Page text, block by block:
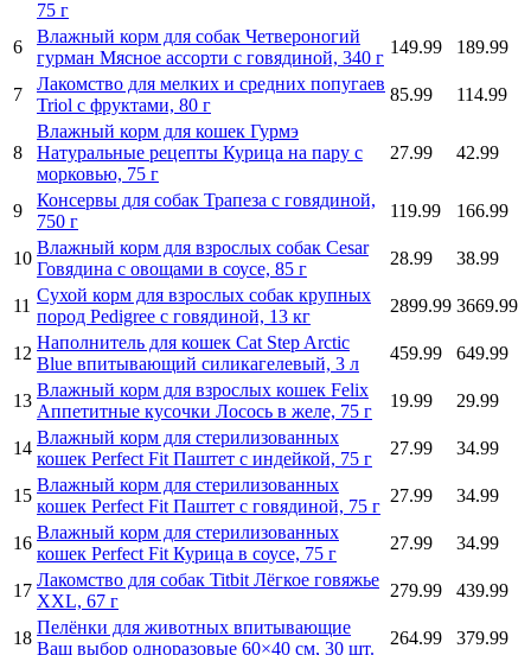
75 г
6
Влажный корм для собак Четвероногий
гурман Мясное ассорти с говядиной, 340 г
149.99 189.99
7
Лакомство для мелких и средних попугаев
Triol с фруктами, 80 г
85.99 114.99
8
Влажный корм для кошек Гурмэ
Натуральные рецепты Курица на пару с
морковью, 75 г
27.99 42.99
9
Консервы для собак Трапеза с говядиной,
750 г
119.99 166.99
10
Влажный корм для взрослых собак Cesar
Говядина с овощами в соусе, 85 г
28.99 38.99
11
Сухой корм для взрослых собак крупных
пород Pedigree с говядиной, 13 кг
2899.99 3669.99
12
Наполнитель для кошек Cat Step Arctic
Blue впитывающий силикагелевый, 3 л
459.99 649.99
13
Влажный корм для взрослых кошек Felix
Аппетитные кусочки Лосось в желе, 75 г
19.99 29.99
14
Влажный корм для стерилизованных
кошек Perfect Fit Паштет с индейкой, 75 г
27.99 34.99
15
Влажный корм для стерилизованных
кошек Perfect Fit Паштет с говядиной, 75 г
27.99 34.99
16
Влажный корм для стерилизованных
кошек Perfect Fit Курица в соусе, 75 г
27.99 34.99
17
Лакомство для собак Titbit Лёгкое говяжье
XXL, 67 г
279.99 439.99
18
Пелёнки для животных впитывающие
Ваш выбор одноразовые 60×40 см, 30 шт.
264.99 379.99